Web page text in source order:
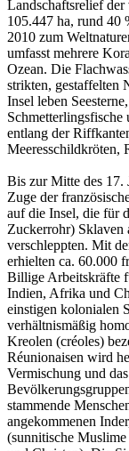
Landschaftsrelief
105.447 ha, rund 40
2010 zum
umfasst mehrere
Ozean. Die
strikten, gestaffelten
Insel leben
entlang der
Meeresschildkröten,
Bis zur Mitte des 17.
Zuge der
auf die Insel, die für
Zuckerrohr) Sklaven
verschleppten. Mit
erhielten ca. 60.000
Billige Arbeitskräfte
Indien, Afrika und
einstigen kolonialen
verhältnismäßig
Kreolen (créoles)
Réunionaisen wird
Vermischung und
stammende
angekommenen
(sunnitische